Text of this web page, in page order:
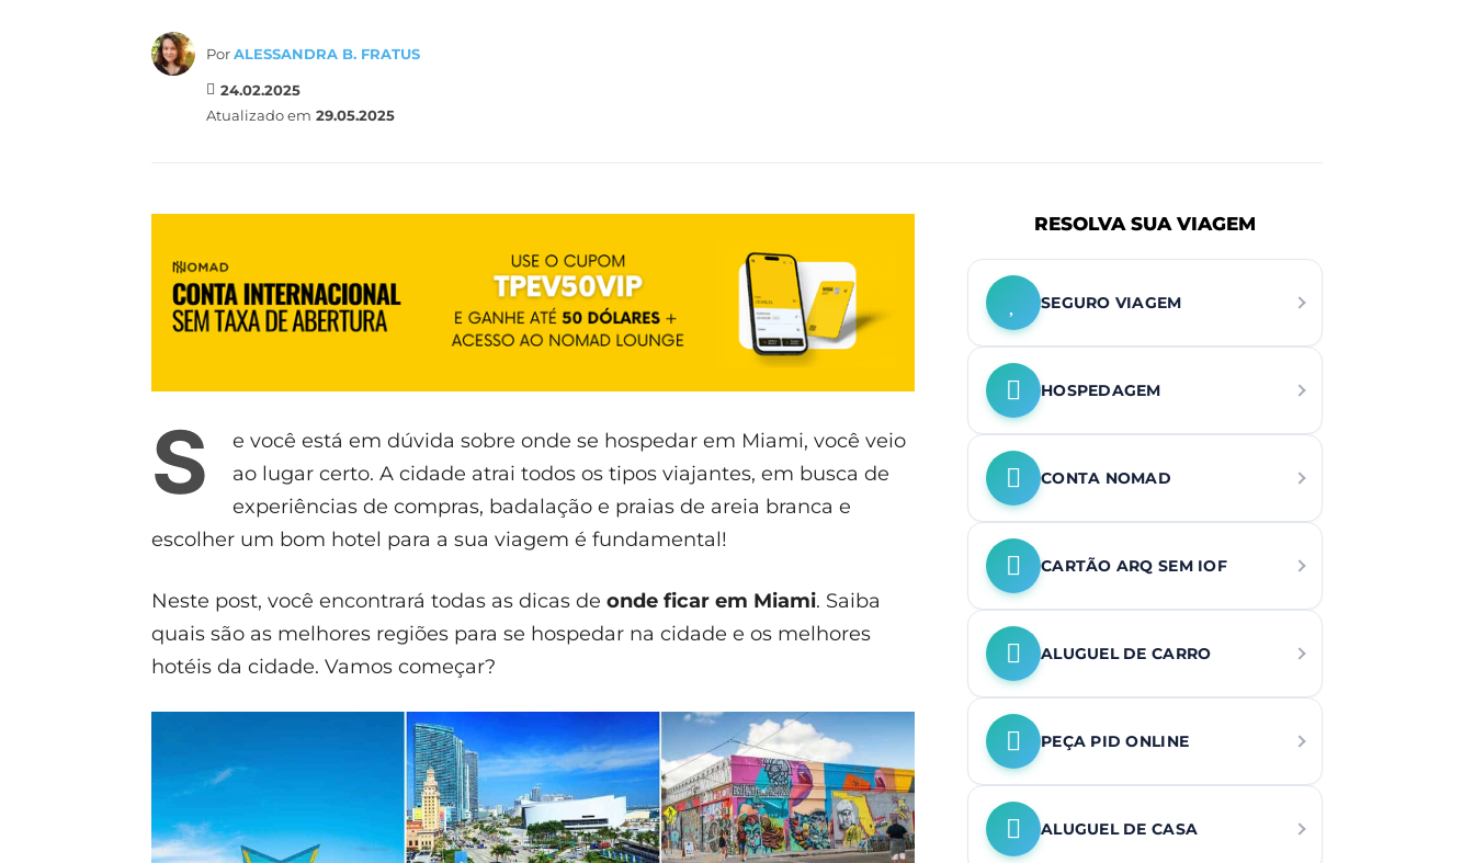
PorALESSANDRA B. FRATUS
24.02.2025
Atualizado em 29.05.2025
S
e você está em dúvida sobre onde se hospedar em Miami, você veio
ao lugar certo. A cidade atrai todos os tipos viajantes, em busca de
experiências de compras, badalação e praias de areia branca e
escolher um bom hotel para a sua viagem é fundamental!
Neste post, você encontrará todas as dicas de onde ficar em Miami. Saiba
quais são as melhores regiões para se hospedar na cidade e os melhores
hotéis da cidade. Vamos começar?
RESOLVA SUA VIAGEM
SEGURO VIAGEM
HOSPEDAGEM
CONTA NOMAD
CARTÃO ARQ SEM IOF
ALUGUEL DE CARRO
PEÇA PID ONLINE
ALUGUEL DE CASA